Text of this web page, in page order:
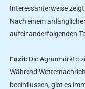
Interessanterweise
Nach einem
aufeinanderfolgenden
Fazit: Die Agrarmärkte
Während
beeinflussen, gibt es